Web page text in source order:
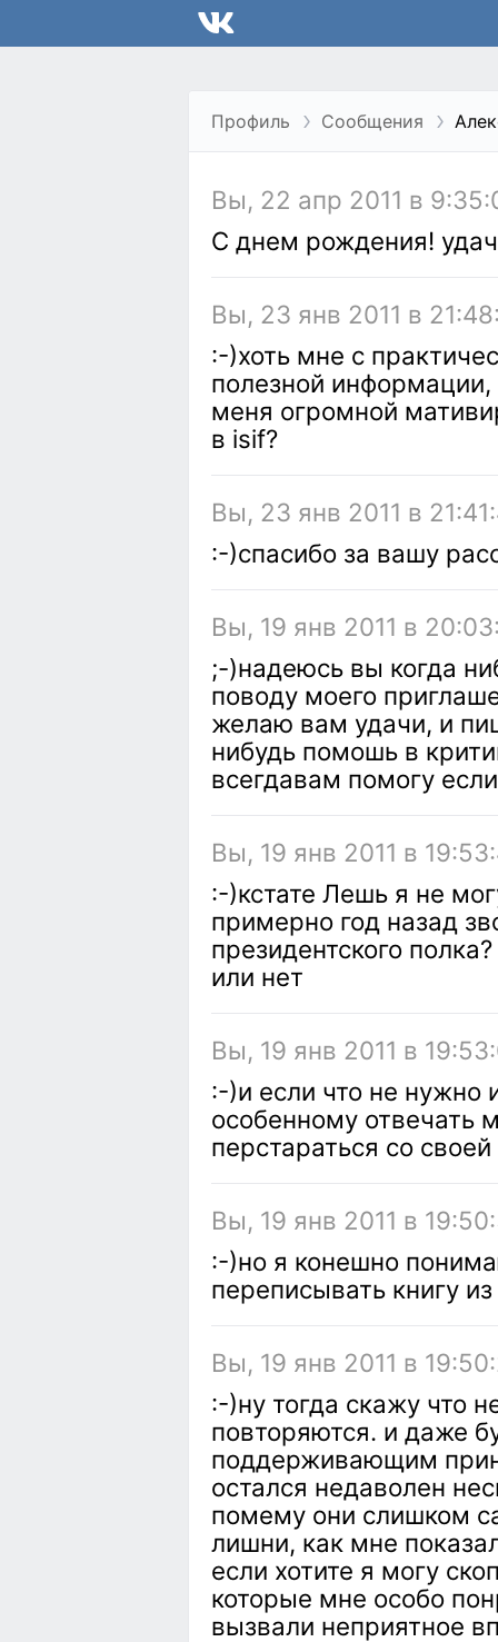
Профиль Сообщения
Вы, 22 апр 2011 в
С днем рождения!
Вы, 23 янв 2011 в
:-)хоть мне с
полезной
меня огромной
в isif?
Вы, 23 янв 2011 в
:-)спасибо за вашу
Вы, 19 янв 2011 в
;-)надеюсь вы когда
поводу моего
желаю вам удачи, и
нибудь помошь в
всегдавам помогу
Вы, 19 янв 2011 в
:-)кстате Лешь я не
примерно год назад
президентского
или нет
Вы, 19 янв 2011 в
:-)и если что не нужно
особенному отвечать
перстараться со
Вы, 19 янв 2011 в
:-)но я конешно
переписывать книгу
Вы, 19 янв 2011 в
:-)ну тогда скажу что
повторяются. и даже
поддерживающим
остался недаволен
помему они слишком
лишни, как мне
если хотите я могу
которые мне особо
вызвали неприятное